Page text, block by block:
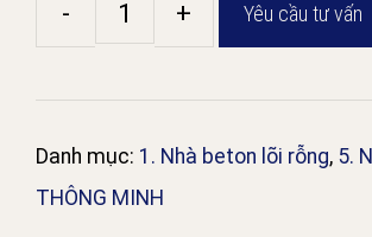
1
Yêu cầu tư vấn
Danh mục: 1. Nhà beton lõi rỗng, 5.
THÔNG MINH